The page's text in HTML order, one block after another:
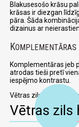
Blakusesošo krāsu
krāsas ir diezgan
pāra. Šāda
dizainus ar
KOMPLEMENTĀRAS
Komplementāras jeb
atrodas tieši pretī
iespējmo kontrastu.
Vētras zils un
Vētras zils